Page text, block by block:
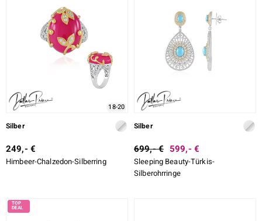
18-20
Silber
249,- €
Himbeer-Chalzedon-Silberring
Silber
699,- € 599,- €
Sleeping Beauty-Türkis-
Silberohrringe